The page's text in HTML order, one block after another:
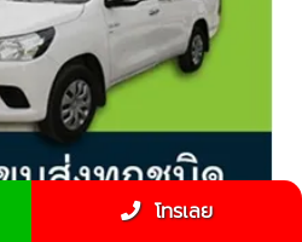
โทรเลย